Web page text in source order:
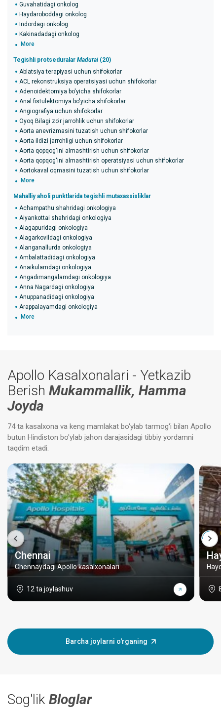
Guvahatidagi onkolog
Haydaroboddagi onkolog
Indordagi onkolog
Kakinadadagi onkolog
More
Tegishli protseduralar Madurai (20)
Ablatsiya terapiyasi uchun shifokorlar
ACL rekonstruksiya operatsiyasi uchun shifokorlar
Adenoidektomiya bo'yicha shifokorlar
Anal fistulektomiya bo'yicha shifokorlar
Angiografiya uchun shifokorlar
Oyoq Bilagi zo'r jarrohlik uchun shifokorlar
Aorta anevrizmasini tuzatish uchun shifokorlar
Aorta ildizi jarrohligi uchun shifokorlar
Aorta qopqog'ini almashtirish uchun shifokorlar
Aorta qopqog'ini almashtirish operatsiyasi uchun shifokorlar
Aortokaval oqmasini tuzatish uchun shifokorlar
More
Mahalliy aholi punktlarida tegishli mutaxassisliklar
Achampathu shahridagi onkologiya
Aiyankottai shahridagi onkologiya
Alagapuridagi onkologiya
Alagarkovildagi onkologiya
Alanganallurda onkologiya
Ambalattadidagi onkologiya
Anaikulamdagi onkologiya
Angadimangalamdagi onkologiya
Anna Nagardagi onkologiya
Anuppanadidagi onkologiya
Arappalayamdagi onkologiya
More
Apollo Kasalxonalari - Yetkazib
Berish Mukammallik, Hamma
Joyda
74 ta kasalxona va keng mamlakat bo'ylab tarmog'i bilan Apollo
butun Hindiston bo'ylab jahon darajasidagi tibbiy yordamni
taqdim etadi.
Chennai
Chennaydagi Apollo kasalxonalari
12 ta joylashuv
Barcha joylarni o'rganing
Sog'lik Bloglar